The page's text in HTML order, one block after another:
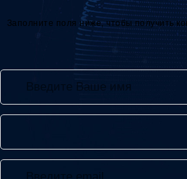
Заполните поля ниже, чтобы получить